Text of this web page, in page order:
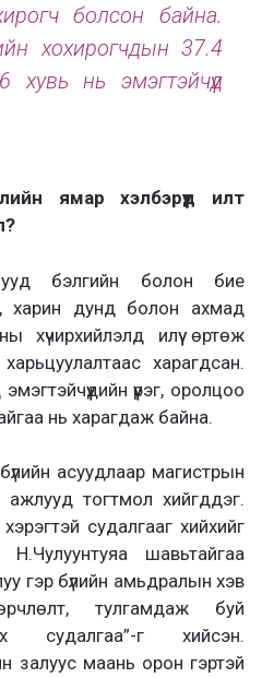
болсон байна.
хохирогчдын 37.4
хувь нь эмэгтэйчүүд
ямар хэлбэрүүд илт
бэлгийн болон бие
харин дунд болон ахмад
хүчирхийлэлд илүү өртөж
харагдсан.
үүрэг, оролцоо
нь харагдаж байна.
асуудлаар магистрын
тогтмол хийгддэг.
судалгааг хийхийг
шавьтайгаа
гэр бүлийн амьдралын хэв
тулгамдаж буй
судалгаа”-г хийсэн.
залуус маань орон гэртэй